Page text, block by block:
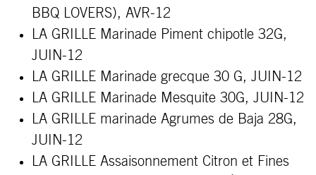
BBQ LOVERS), AVR-12
LA GRILLE Marinade Piment chipotle 32G,
JUIN-12
LA GRILLE Marinade grecque 30 G, JUIN-12
LA GRILLE Marinade Mesquite 30G, JUIN-12
LA GRILLE marinade Agrumes de Baja 28G,
JUIN-12
LA GRILLE Assaisonnement Citron et Fines